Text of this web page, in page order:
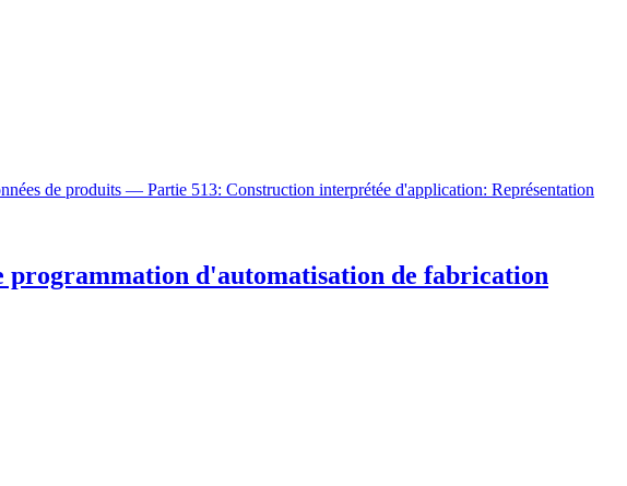
de produits — Partie 513: Construction interprétée d'application: Représentation
d'automatisation de fabrication